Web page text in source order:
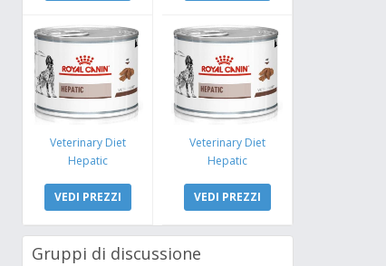
Veterinary Diet
Hepatic
VEDI PREZZI
Veterinary Diet
Hepatic
VEDI PREZZI
Gruppi di discussione